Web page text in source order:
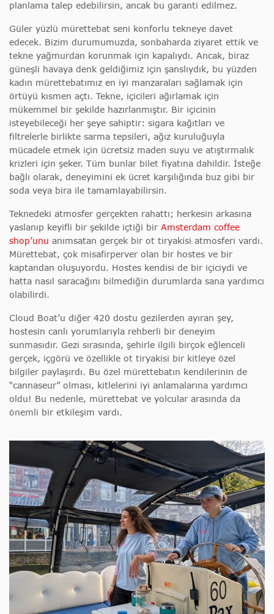
planlama talep edebilirsin, ancak bu garanti edilmez.
Güler yüzlü mürettebat seni konforlu tekneye davet
edecek. Bizim durumumuzda, sonbaharda ziyaret ettik ve
tekne yağmurdan korunmak için kapalıydı. Ancak, biraz
güneşli havaya denk geldiğimiz için şanslıydık, bu yüzden
kadın mürettebatımız en iyi manzaraları sağlamak için
örtüyü kısmen açtı. Tekne, içicileri ağırlamak için
mükemmel bir şekilde hazırlanmıştır. Bir içicinin
isteyebileceği her şeye sahiptir: sigara kağıtları ve
filtrelerle birlikte sarma tepsileri, ağız kuruluğuyla
mücadele etmek için ücretsiz maden suyu ve atıştırmalık
krizleri için şeker. Tüm bunlar bilet fiyatına dahildir. İsteğe
bağlı olarak, deneyimini ek ücret karşılığında buz gibi bir
soda veya bira ile tamamlayabilirsin.
Teknedeki atmosfer gerçekten rahattı; herkesin arkasına
yaslanıp keyifli bir şekilde içtiği bir Amsterdam coffee
shop’unu anımsatan gerçek bir ot tiryakisi atmosferi vardı.
Mürettebat, çok misafirperver olan bir hostes ve bir
kaptandan oluşuyordu. Hostes kendisi de bir içiciydi ve
hatta nasıl saracağını bilmediğin durumlarda sana yardımcı
olabilirdi.
Cloud Boat’u diğer 420 dostu gezilerden ayıran şey,
hostesin canlı yorumlarıyla rehberli bir deneyim
sunmasıdır. Gezi sırasında, şehirle ilgili birçok eğlenceli
gerçek, içgörü ve özellikle ot tiryakisi bir kitleye özel
bilgiler paylaşırdı. Bu özel mürettebatın kendilerinin de
“cannaseur” olması, kitlelerini iyi anlamalarına yardımcı
oldu! Bu nedenle, mürettebat ve yolcular arasında da
önemli bir etkileşim vardı.